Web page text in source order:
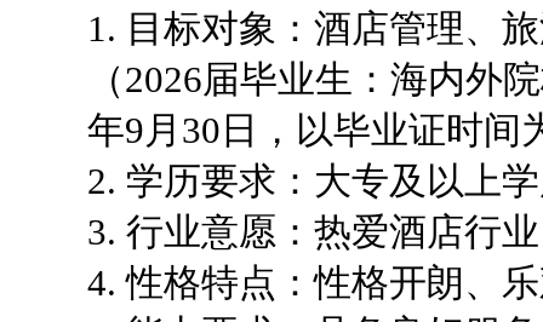
1. 目标对象：酒店管理、
（2026届毕业生：海内外
年9月30日，以毕业证时间
2. 学历要求：大专及以上
3. 行业意愿：热爱酒店行
4. 性格特点：性格开朗、